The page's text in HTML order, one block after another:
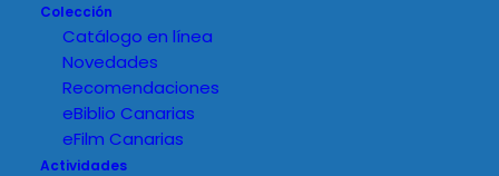
Colección
Catálogo en línea
Novedades
Recomendaciones
eBiblio Canarias
eFilm Canarias
Actividades